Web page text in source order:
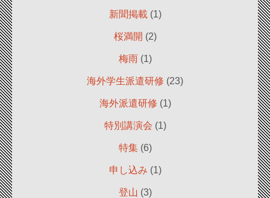
新聞掲載 (1)
桜満開 (2)
梅雨(1)
海外学生派遣研修 (23)
海外派遣研修 (1)
特別講演会 (1)
特集(6)
申し込み (1)
登山 (3)